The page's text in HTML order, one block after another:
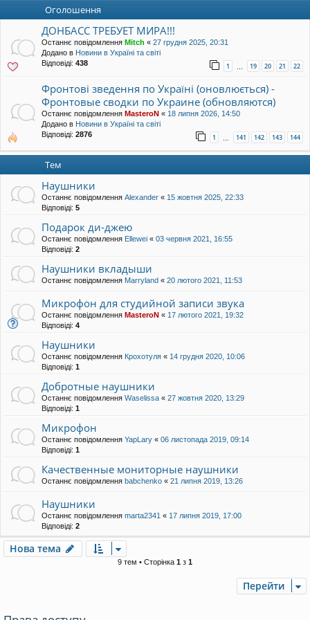
Оголошення
ДОНБАСС ТРЕБУЕТ МИРА!!!
Останнє повідомлення Mitch « 27 грудня 2025, 20:31
Додано в Новини в Україні та світі
Відповіді: 438 1 … 19 20 21 22
Фронтові зведення по Україні (оновлюється) -
Фронтовые сводки по Украине (обновляются)
Останнє повідомлення MasteroN « 18 липня 2026, 14:50
Додано в Новини в Україні та світі
Відповіді: 2876 1 … 141 142 143 144
Тем
Наушники
Останнє повідомлення Alexander « 15 жовтня 2025, 22:33
Відповіді: 5
Подарок ди-джею
Останнє повідомлення Ellewei « 03 червня 2021, 16:55
Відповіді: 2
Наушники вкладыши
Останнє повідомлення Marryland « 20 лютого 2021, 11:53
Микрофон для студийной записи звука
Останнє повідомлення MasteroN « 17 лютого 2021, 19:32
Відповіді: 4
Наушники
Останнє повідомлення Крохотуля « 14 грудня 2020, 10:06
Відповіді: 1
Добротные наушники
Останнє повідомлення Waselissa « 27 жовтня 2020, 13:29
Відповіді: 1
Микрофон
Останнє повідомлення YapLary « 06 листопада 2019, 09:14
Відповіді: 1
Качественные мониторные наушники
Останнє повідомлення babchenko « 21 липня 2019, 13:26
Наушники
Останнє повідомлення marta2341 « 17 липня 2019, 17:00
Відповіді: 2
Нова тема
9 тем • Сторінка 1 з 1
Перейти